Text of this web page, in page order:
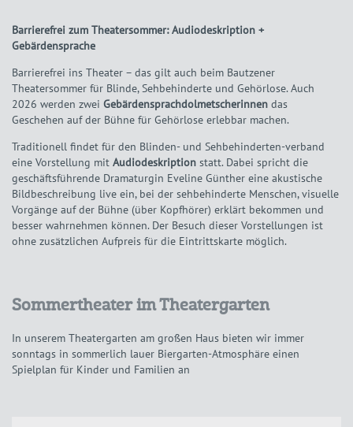
Barrierefrei zum Theatersommer:Audiodeskription +
Gebärdensprache
Barrierefrei ins Theater – das gilt auch beim Bautzener
Theatersommer für Blinde, Sehbehinderte und Gehörlose. Auch
2026 werden zwei Gebärdensprachdolmetscherinnen das
Geschehen auf der Bühne für Gehörlose erlebbar machen.
Traditionell findet für den Blinden- und Sehbehinderten-verband
eine Vorstellung mit Audiodeskription statt. Dabei spricht die
geschäftsführende Dramaturgin Eveline Günther eine akustische
Bildbeschreibung live ein, bei der sehbehinderte Menschen, visuelle
Vorgänge auf der Bühne (über Kopfhörer) erklärt bekommen und
besser wahrnehmen können. Der Besuch dieser Vorstellungen ist
ohne zusätzlichen Aufpreis für die Eintrittskarte möglich.
Sommertheater im Theatergarten
In unserem Theatergarten am großen Haus bieten wir immer
sonntags in sommerlich lauer Biergarten-Atmosphäre einen
Spielplan für Kinder und Familien an